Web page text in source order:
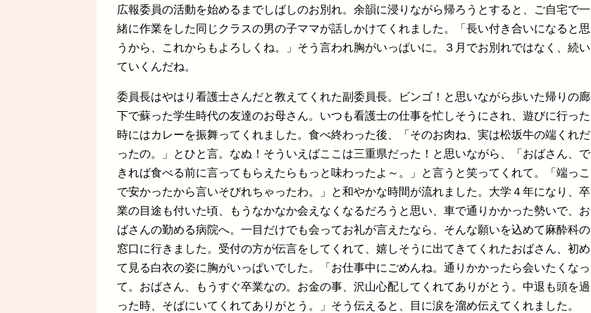
広報委員の活動を始めるまでしばしのお別れ。余韻に浸りながら帰ろうとすると、ご自宅で一
緒に作業をした同じクラスの男の子ママが話しかけてくれました。「長い付き合いになると思
うから、これからもよろしくね。」そう言われ胸がいっぱいに。３月でお別れではなく、続い
ていくんだね。
委員長はやはり看護士さんだと教えてくれた副委員長。ビンゴ！と思いながら歩いた帰りの廊
下で蘇った学生時代の友達のお母さん。いつも看護士の仕事を忙しそうにされ、遊びに行った
時にはカレーを振舞ってくれました。食べ終わった後、「そのお肉ね、実は松坂牛の端くれだ
ったの。」とひと言。なぬ！そういえばここは三重県だった！と思いながら、「おばさん、で
きれば食べる前に言ってもらえたらもっと味わったよ～。」と言うと笑ってくれて。「端っこ
で安かったから言いそびれちゃったわ。」と和やかな時間が流れました。大学４年になり、卒
業の目途も付いた頃、もうなかなか会えなくなるだろうと思い、車で通りかかった勢いで、お
ばさんの勤める病院へ。一目だけでも会ってお礼が言えたなら、そんな願いを込めて麻酔科の
窓口に行きました。受付の方が伝言をしてくれて、嬉しそうに出てきてくれたおばさん、初め
て見る白衣の姿に胸がいっぱいでした。「お仕事中にごめんね。通りかかったら会いたくなっ
て。おばさん、もうすぐ卒業なの。お金の事、沢山心配してくれてありがとう。中退も頭を過
った時、そばにいてくれてありがとう。」そう伝えると、目に涙を溜め伝えてくれました。